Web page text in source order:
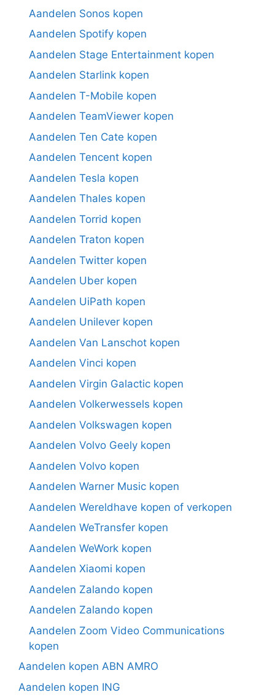
Aandelen Sonos kopen
Aandelen Spotify kopen
Aandelen Stage Entertainment kopen
Aandelen Starlink kopen
Aandelen T-Mobile kopen
Aandelen TeamViewer kopen
Aandelen Ten Cate kopen
Aandelen Tencent kopen
Aandelen Tesla kopen
Aandelen Thales kopen
Aandelen Torrid kopen
Aandelen Traton kopen
Aandelen Twitter kopen
Aandelen Uber kopen
Aandelen UiPath kopen
Aandelen Unilever kopen
Aandelen Van Lanschot kopen
Aandelen Vinci kopen
Aandelen Virgin Galactic kopen
Aandelen Volkerwessels kopen
Aandelen Volkswagen kopen
Aandelen Volvo Geely kopen
Aandelen Volvo kopen
Aandelen Warner Music kopen
Aandelen Wereldhave kopen of verkopen
Aandelen WeTransfer kopen
Aandelen WeWork kopen
Aandelen Xiaomi kopen
Aandelen Zalando kopen
Aandelen Zalando kopen
Aandelen Zoom Video Communications
kopen
Aandelen kopen ABN AMRO
Aandelen kopen ING